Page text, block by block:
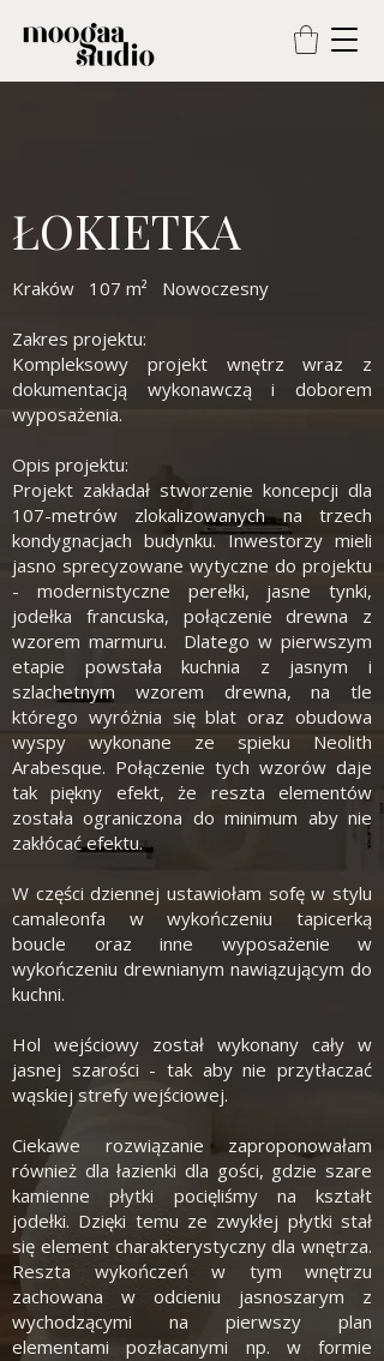
ŁOKIETKA
Kraków 107 m² Nowoczesny
Zakres projektu:
Kompleksowy projekt wnętrz wraz z
dokumentacją wykonawczą i doborem
wyposażenia.
Opis projektu:
Projekt zakładał stworzenie koncepcji dla
107-metrów zlokalizowanych na trzech
kondygnacjach budynku. Inwestorzy mieli
jasno sprecyzowane wytyczne do projektu
- modernistyczne perełki, jasne tynki,
jodełka francuska, połączenie drewna z
wzorem marmuru. Dlatego w pierwszym
etapie powstała kuchnia z jasnym i
szlachetnym wzorem drewna, na tle
którego wyróżnia się blat oraz obudowa
wyspy wykonane ze spieku Neolith
Arabesque. Połączenie tych wzorów daje
tak piękny efekt, że reszta elementów
została ograniczona do minimum aby nie
zakłócać efektu.
W części dziennej ustawiołam sofę w stylu
camaleonfa w wykończeniu tapicerką
boucle oraz inne wyposażenie w
wykończeniu drewnianym nawiązującym do
kuchni.
Hol wejściowy został wykonany cały w
jasnej szarości - tak aby nie przytłaczać
wąskiej strefy wejściowej.
Ciekawe rozwiązanie zaproponowałam
również dla łazienki dla gości, gdzie szare
kamienne płytki pocięliśmy na kształt
jodełki. Dzięki temu ze zwykłej płytki stał
się element charakterystyczny dla wnętrza.
Reszta wykończeń w tym wnętrzu
zachowana w odcieniu jasnoszarym z
wychodzącymi na pierwszy plan
elementami pozłacanymi np. w formie